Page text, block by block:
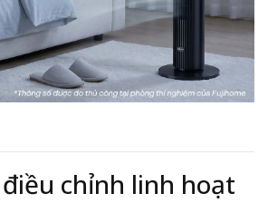
chỉnh linh hoạt